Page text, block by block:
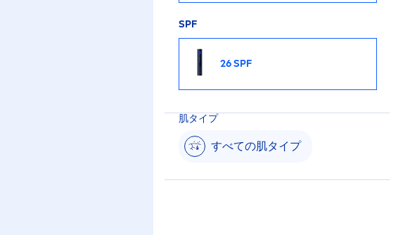
SPF
26 SPF
肌タイプ
すべての肌タイプ